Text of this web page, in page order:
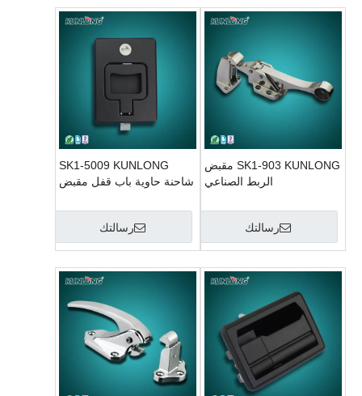
SK1-903 KUNLONG مقبض
الربط الصناعي
رسالتك
SK1-5009 KUNLONG
شاحنة حاوية باب قفل مقبض
رسالتك